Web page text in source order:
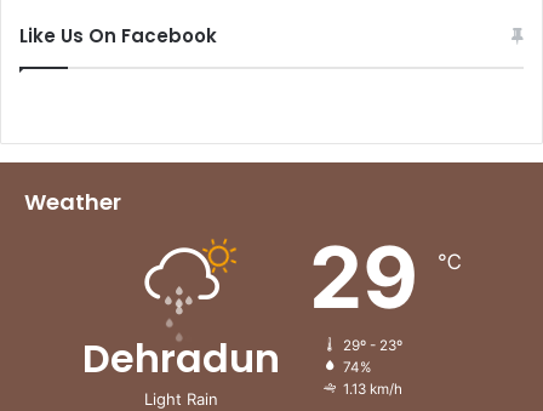
Like Us On Facebook
Weather
Dehradun
Light Rain
29 ℃
29º - 23º
74%
1.13 km/h